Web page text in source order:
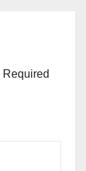
Required